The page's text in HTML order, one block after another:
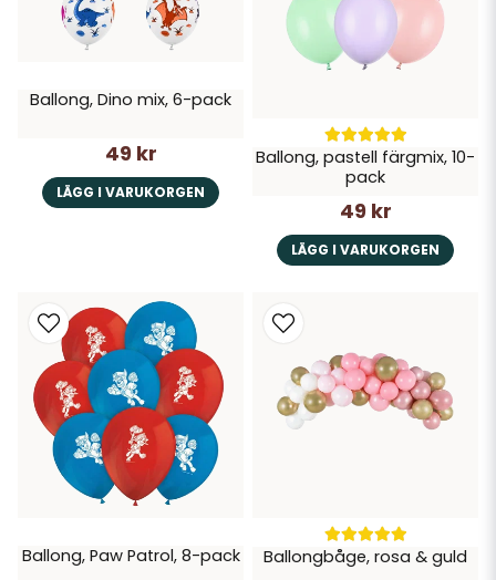
Ballong, Dino mix, 6-pack
49 kr
LÄGG I VARUKORGEN
Ballong, pastell färgmix, 10-
pack
49 kr
LÄGG I VARUKORGEN
Ballong, Paw Patrol, 8-pack Ballongbåge, rosa & guld